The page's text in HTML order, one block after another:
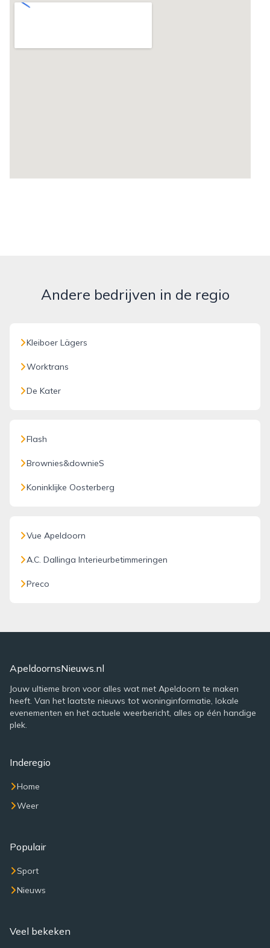
Andere bedrijven in de regio
Kleiboer Lägers
Worktrans
De Kater
Flash
Brownies&downieS
Koninklijke Oosterberg
Vue Apeldoorn
A.C. Dallinga Interieurbetimmeringen
Preco
ApeldoornsNieuws.nl
Jouw ultieme bron voor alles wat met Apeldoorn te maken
heeft. Van het laatste nieuws tot woninginformatie, lokale
evenementen en het actuele weerbericht, alles op één handige
plek.
Inderegio
Home
Weer
Populair
Sport
Nieuws
Veel bekeken